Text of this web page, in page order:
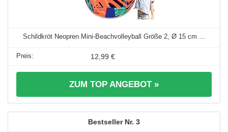
Schildkröt Neopren Mini-Beachvolleyball Größe 2, Ø 15 cm ...
12,99 €
ZUM TOP ANGEBOT »
3